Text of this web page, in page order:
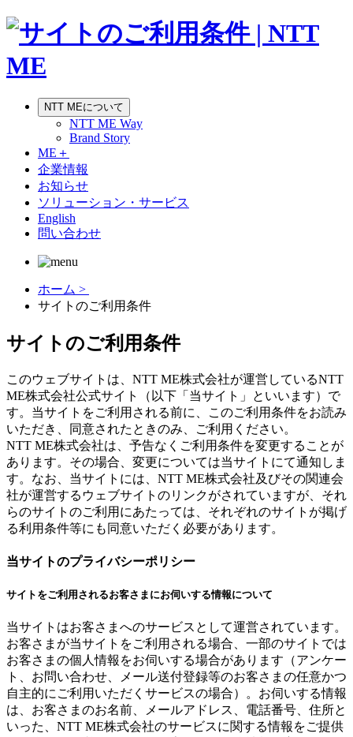
NTT MEについて
NTT ME Way
Brand Story
ME＋
企業情報
お知らせ
ソリューション・サービス
English
問い合わせ
ホーム >
サイトのご利用条件
サイトのご利用条件
このウェブサイトは、NTT ME株式会社が運営しているNTT
ME株式会社公式サイト（以下「当サイト」といいます）で
す。当サイトをご利用される前に、このご利用条件をお読み
いただき、同意されたときのみ、ご利用ください。
NTT ME株式会社は、予告なくご利用条件を変更することが
あります。その場合、変更については当サイトにて通知しま
す。なお、当サイトには、NTT ME株式会社及びその関連会
社が運営するウェブサイトのリンクがされていますが、それ
らのサイトのご利用にあたっては、それぞれのサイトが掲げ
る利用条件等にも同意いただく必要があります。
当サイトのプライバシーポリシー
サイトをご利用されるお客さまにお伺いする情報について
当サイトはお客さまへのサービスとして運営されています。
お客さまが当サイトをご利用される場合、一部のサイトでは
お客さまの個人情報をお伺いする場合があります（アンケー
ト、お問い合わせ、メール送付登録等のお客さまの任意かつ
自主的にご利用いただくサービスの場合）。お伺いする情報
は、お客さまのお名前、メールアドレス、電話番号、住所と
いった、NTT ME株式会社のサービスに関する情報をご提供